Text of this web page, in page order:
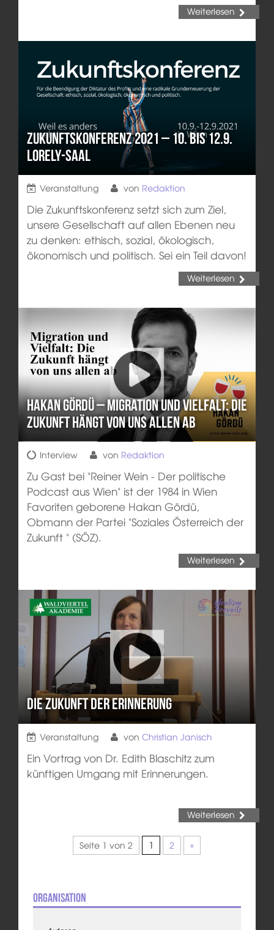
Weiterlesen
Zukunftskonferenz 2021 – 10. bis 12.9.
LORELY-Saal
Veranstaltung von Redaktion
Die Zukunftskonferenz setzt sich zum Ziel,
unsere Gesellschaft auf allen Ebenen neu
zu denken: ethisch, sozial, ökologisch,
ökonomisch und politisch. Sei ein Teil davon!
Weiterlesen
Hakan Gördü – Migration und Vielfalt: Die
Zukunft hängt von uns allen ab
Interview von Redaktion
Zu Gast bei "Reiner Wein - Der politische
Podcast aus Wien" ist der 1984 in Wien
Favoriten geborene Hakan Gördü,
Obmann der Partei "Soziales Österreich der
Zukunft " (SÖZ).
Weiterlesen
Die Zukunft der Erinnerung
Veranstaltung von Christian Janisch
Ein Vortrag von Dr. Edith Blaschitz zum
künftigen Umgang mit Erinnerungen.
Weiterlesen
Seite 1 von 2 1 2 »
Organisation